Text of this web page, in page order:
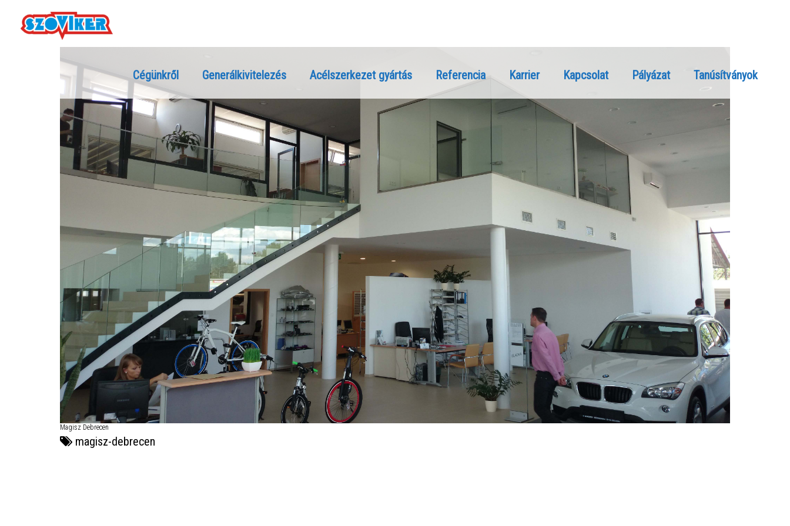
Cégünkről Generálkivitelezés Acélszerkezet gyártás Referencia Karrier Kapcsolat Pályázat Tanúsítványok
Magisz Debrecen
magisz-debrecen